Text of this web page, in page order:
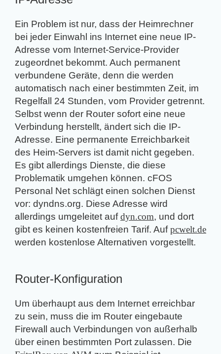
Ein Problem ist nur, dass der Heimrechner
bei jeder Einwahl ins Internet eine neue IP-
Adresse vom Internet-Service-Provider
zugeordnet bekommt. Auch permanent
verbundene Geräte, denn die werden
automatisch nach einer bestimmten Zeit, im
Regelfall 24 Stunden, vom Provider getrennt.
Selbst wenn der Router sofort eine neue
Verbindung herstellt, ändert sich die IP-
Adresse. Eine permanente Erreichbarkeit
des Heim-Servers ist damit nicht gegeben.
Es gibt allerdings Dienste, die diese
Problematik umgehen können. cFOS
Personal Net schlägt einen solchen Dienst
vor: dyndns.org. Diese Adresse wird
allerdings umgeleitet aufdyn.com, und dort
gibt es keinen kostenfreien Tarif. Aufpcwelt.de
werden kostenlose Alternativen vorgestellt.
Router-Konfiguration
Um überhaupt aus dem Internet erreichbar
zu sein, muss die im Router eingebaute
Firewall auch Verbindungen von außerhalb
über einen bestimmten Port zulassen. Die